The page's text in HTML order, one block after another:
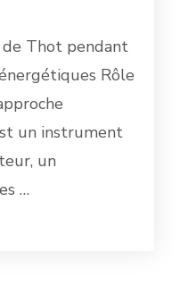
Thot pendant
Rôle
un instrument
un
…